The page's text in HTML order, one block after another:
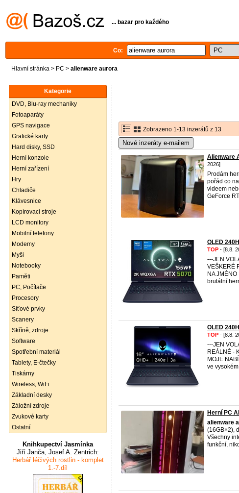
... bazar pro každého
Co:
Hlavní stránka > PC > alienware aurora
Kategorie
DVD, Blu-ray mechaniky
Fotoaparáty
GPS navigace
Grafické karty
Hard disky, SSD
Herní konzole
Herní zařízení
Hry
Chladiče
Klávesnice
Kopírovací stroje
LCD monitory
Mobilní telefony
Modemy
Myši
Notebooky
Paměti
PC, Počítače
Procesory
Síťové prvky
Scanery
Skříně, zdroje
Software
Spotřební materiál
Tablety, E-čtečky
Tiskárny
Wireless, WiFi
Základní desky
Záložní zdroje
Zvukové karty
Ostatní
Knihkupectví Jasmínka
Jiří Janča, Josef A. Zentrich:
Herbář léčivých rostlin - komplet
1.-7.díl
Zobrazeno 1-13 inzerátů z 13
Nové inzeráty e-mailem
Alienware
2026]
Prodám
pořád co
videem
GeForce
OLED
TOP - [8.8.
---JEN
VEŠKERÉ
NA
brutální
OLED
TOP - [8.8.
---JEN
REÁLNÉ -
MOJE
ve
Herní PC
alienware
(16GB×2),
Všechny
funkční,